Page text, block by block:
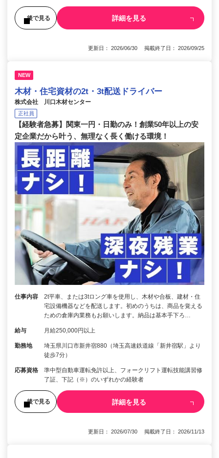
後で見る 詳細を見る
更新日： 2026/06/30 掲載終了日： 2026/09/25
NEW
木材・住宅資材の2t・3t配送ドライバー
株式会社 川口木材センター
正社員
【経験者急募】関東一円・日勤のみ！創業50年以上の安
定企業だから叶う、無理なく長く働ける環境！
仕事内容
2t平車、または3tロング車を使用し、木材や合板、建材・住
宅設備機器などを配送します。初めのうちは、商品を覚える
ための倉庫内業務もお願いします。納品は基本手下ろ…
給与 月給250,000円以上
勤務地
埼玉県川口市新井宿880（埼玉高速鉄道線「新井宿駅」より
徒歩7分）
応募資格
準中型自動車運転免許以上、フォークリフト運転技能講習修
了証、下記（※）のいずれかの経験者
後で見る 詳細を見る
更新日： 2026/07/30 掲載終了日： 2026/11/13